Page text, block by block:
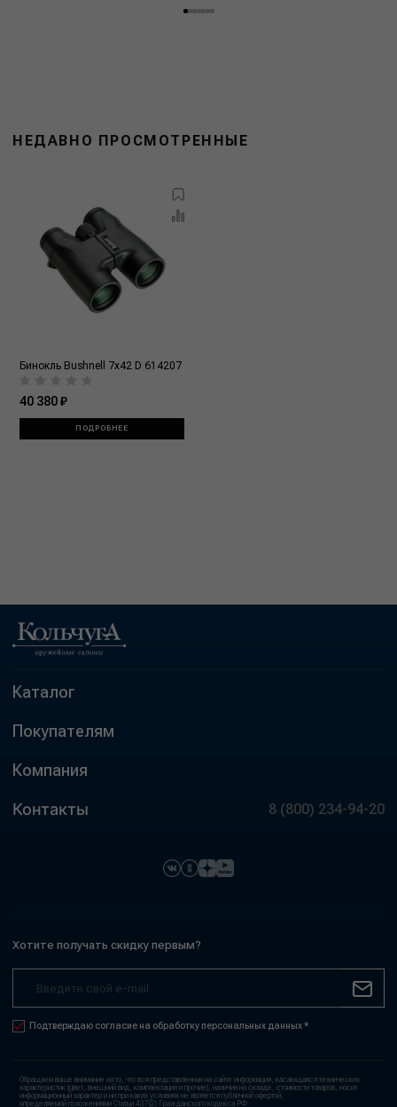
НЕДАВНО ПРОСМОТРЕННЫЕ
Бинокль Bushnell 7x42 D 614207
40 380 ₽
ПОДРОБНЕЕ
Каталог
Покупателям
Компания
Контакты 8 (800) 234-94-20
Хотите получать скидку первым?
Подтверждаю согласие на обработку персональных данных *
Обращаем ваше внимание на то, что вся представленная на сайте информация, касающаяся технических
характеристик (цвет, внешний вид, комплектация и прочие), наличия на складе, стоимости товаров, носит
информационный характер и ни при каких условиях не является публичной офертой,
определяемой положениями Статьи 437(2) Гражданского кодекса РФ.